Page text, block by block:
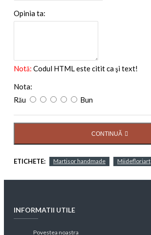
Opinia ta:
Notă: Codul HTML este citit ca şi text!
Nota:
Rău
Bun
CONTINUĂ
ETICHETE: Martisor handmade Miidefloriart
INFORMATII UTILE
Povestea noastra